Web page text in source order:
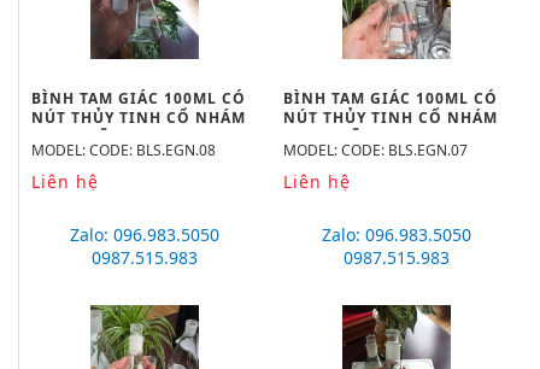
BÌNH TAM GIÁC 100ML CÓ
NÚT THỦY TINH CỔ NHÁM
19/26, HÃNG BIOHALL-
GERMANY
MODEL: CODE: BLS.EGN.08
Liên hệ
BÌNH TAM GIÁC 100ML CÓ
NÚT THỦY TINH CỔ NHÁM
14/23, HÃNG BIOHALL-
GERMANY
MODEL: CODE: BLS.EGN.07
Liên hệ
Zalo: 096.983.5050
0987.515.983
Zalo: 096.983.5050
0987.515.983